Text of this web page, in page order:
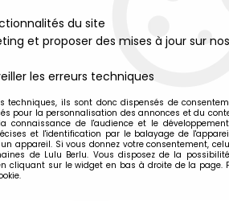
DE PRODUIT
Dragon Queen / La Reine Dragon -
Galoob
GOLDEN GIRL -
TENUE FORÊT
29,99€TTC
du site
et proposer des mises à jour sur nos
les erreurs techniques
techniques, ils sont donc dispensés de
pour la personnalisation des annonces et du
connaissance de l'audience et le
et l'identification par le balayage de
appareil. Si vous donnez votre consentement,
de Lulu Berlu. Vous disposez de la
cliquant sur le widget en bas à droite de la page.